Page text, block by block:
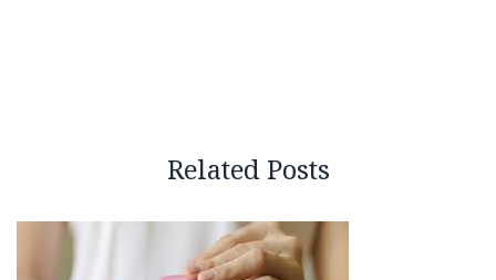
Related Posts